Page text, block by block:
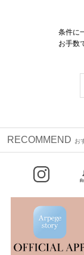
条件に
お手数
RECOMMEND お